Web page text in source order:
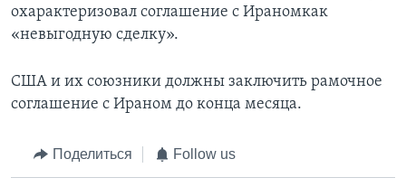
охарактеризовал соглашение с Ираномкак
«невыгодную сделку».
США и их союзники должны заключить рамочное
соглашение с Ираном до конца месяца.
Поделиться Follow us